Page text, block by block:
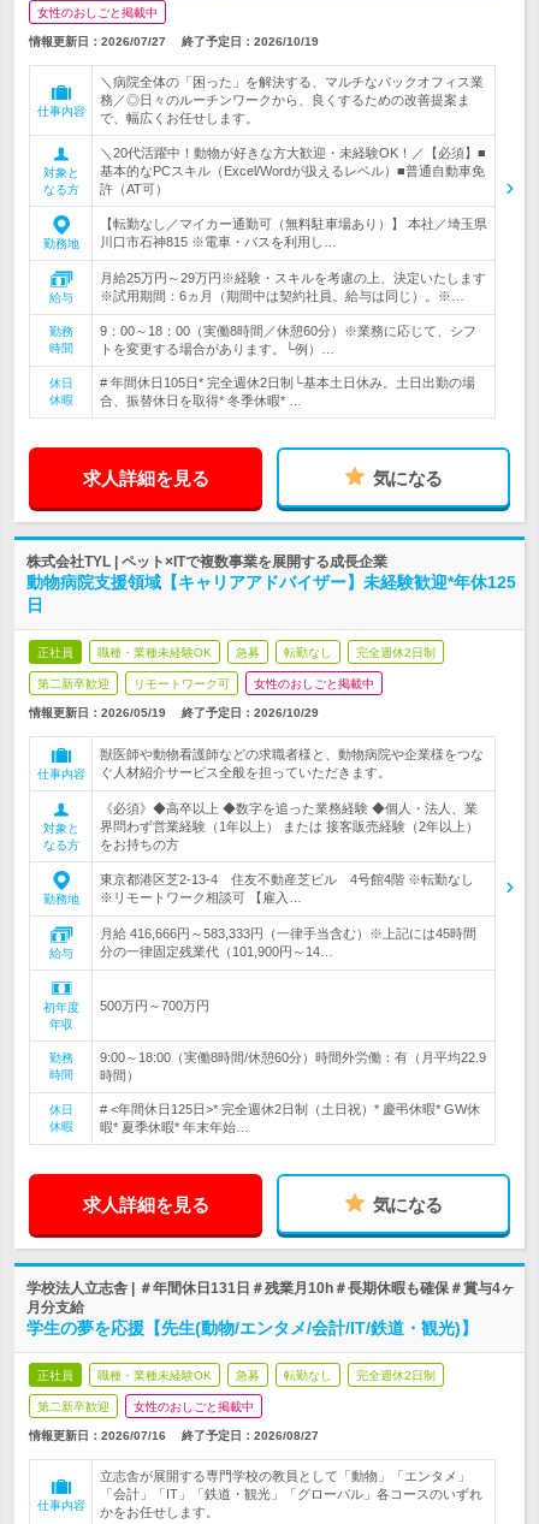
女性のおしごと掲載中
情報更新日：2026/07/27 終了予定日： 2026/10/19
仕事内容
＼病院全体の「困った」を解決する、マルチなバックオフィス業
務／◎日々のルーチンワークから、良くするための改善提案ま
で、幅広くお任せします。
対象と
なる方
＼20代活躍中！動物が好きな方大歓迎・未経験OK！／【必須】■
基本的なPCスキル（Excel/Wordが扱えるレベル）■普通自動車免
許（AT可）
勤務地
【転勤なし／マイカー通勤可（無料駐車場あり）】 本社／埼玉県
川口市石神815 ※電車・バスを利用し…
給与
月給25万円～29万円※経験・スキルを考慮の上、決定いたします
※試用期間：6ヵ月（期間中は契約社員。給与は同じ）。※…
勤務
時間
9：00～18：00（実働8時間／休憩60分）※業務に応じて、シフ
トを変更する場合があります。└例）…
休日
休暇
# 年間休日105日* 完全週休2日制└基本土日休み。土日出勤の場
合、振替休日を取得* 冬季休暇* …
求人詳細を見る 気になる
株式会社TYL | ペット×ITで複数事業を展開する成長企業
動物病院支援領域【キャリアアドバイザー】未経験歓迎*年休125
日
正社員 職種・業種未経験OK 急募 転勤なし 完全週休2日制
第二新卒歓迎 リモートワーク可 女性のおしごと掲載中
情報更新日：2026/05/19 終了予定日： 2026/10/29
仕事内容
獣医師や動物看護師などの求職者様と、動物病院や企業様をつな
ぐ人材紹介サービス全般を担っていただきます。
対象と
なる方
《必須》◆高卒以上 ◆数字を追った業務経験 ◆個人・法人、業
界問わず営業経験（1年以上） または 接客販売経験（2年以上）
をお持ちの方
勤務地
東京都港区芝2-13-4 住友不動産芝ビル 4号館4階 ※転勤なし
※リモートワーク相談可 【雇入…
給与
月給 416,666円～583,333円（一律手当含む）※上記には45時間
分の一律固定残業代（101,900円～14…
初年度
年収
500万円～700万円
勤務
時間
9:00～18:00（実働8時間/休憩60分）時間外労働：有（月平均22.9
時間）
休日
休暇
# <年間休日125日>* 完全週休2日制（土日祝）* 慶弔休暇* GW休
暇* 夏季休暇* 年末年始…
求人詳細を見る 気になる
学校法人立志舎 | ＃年間休日131日＃残業月10h＃長期休暇も確保＃賞与4ヶ
月分支給
学生の夢を応援【先生(動物/エンタメ/会計/IT/鉄道・観光)】
正社員 職種・業種未経験OK 急募 転勤なし 完全週休2日制
第二新卒歓迎 女性のおしごと掲載中
情報更新日：2026/07/16 終了予定日： 2026/08/27
仕事内容
立志舎が展開する専門学校の教員として「動物」「エンタメ」
「会計」「IT」「鉄道・観光」「グローバル」各コースのいずれ
かをお任せします。